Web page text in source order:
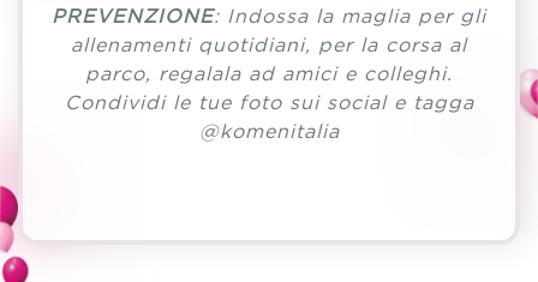
PREVENZIONE: Indossa la maglia per gli
allenamenti quotidiani, per la corsa al
parco, regalala ad amici e colleghi.
Condividi le tue foto sui social e tagga
@komenitalia